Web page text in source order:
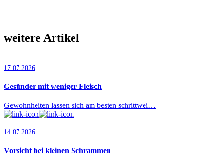
weitere Artikel
17.07.2026
Gesünder mit weniger Fleisch
Gewohnheiten lassen sich am besten schrittwei…
14.07.2026
Vorsicht bei kleinen Schrammen